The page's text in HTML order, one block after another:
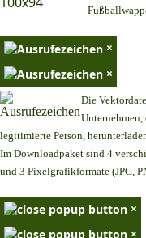
×
×
Die
Unternehmen,
legitimierte Person,
Im Downloadpaket sind 4
und 3 Pixelgrafikformate (JPG,
×
×